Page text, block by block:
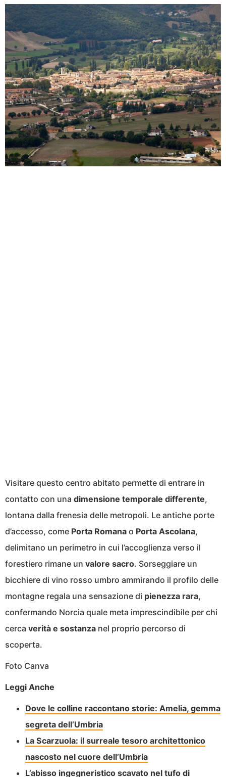
Visitare questo centro abitato permette di entrare in
contatto con una dimensione temporale differente,
lontana dalla frenesia delle metropoli. Le antiche porte
d’accesso, come Porta Romana o Porta Ascolana,
delimitano un perimetro in cui l’accoglienza verso il
forestiero rimane un valore sacro. Sorseggiare un
bicchiere di vino rosso umbro ammirando il profilo delle
montagne regala una sensazione di pienezza rara,
confermando Norcia quale meta imprescindibile per chi
cerca verità e sostanza nel proprio percorso di
scoperta.
Foto Canva
Leggi Anche
Dove le colline raccontano storie: Amelia, gemma
segreta dell’Umbria
La Scarzuola: il surreale tesoro architettonico
nascosto nel cuore dell’Umbria
L’abisso ingegneristico scavato nel tufo di